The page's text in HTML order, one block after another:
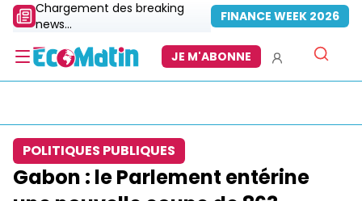
Chargement des breaking
news...
FINANCE WEEK 2026
JE M'ABONNE
POLITIQUES PUBLIQUES
Gabon : le Parlement entérine